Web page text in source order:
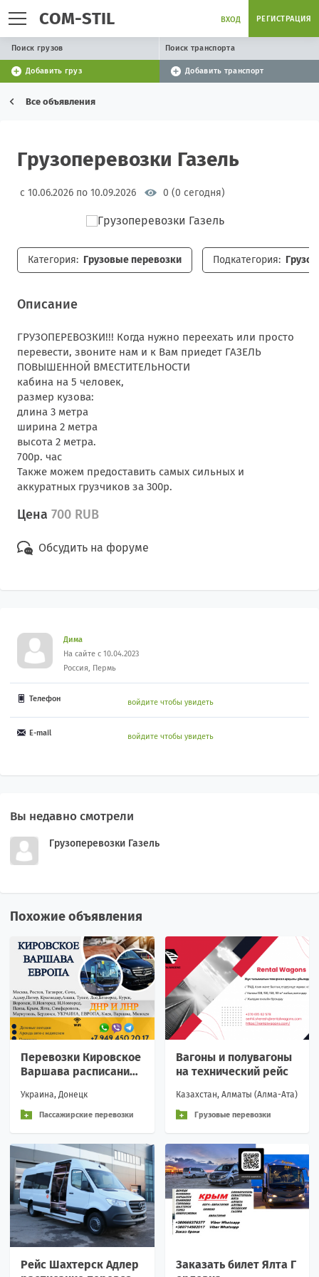
COM-STIL ВХОД РЕГИСТРАЦИЯ
Поиск грузов Поиск транспорта
Добавить груз Добавить транспорт
Все объявления
Грузоперевозки Газель
с 10.06.2026 по 10.09.2026 0 (0 сегодня)
Категория: Грузовые перевозки Подкатегория:
Описание
ГРУЗОПЕРЕВОЗКИ!!! Когда нужно переехать или просто
перевести, звоните нам и к Вам приедет ГАЗЕЛЬ
ПОВЫШЕННОЙ ВМЕСТИТЕЛЬНОСТИ
кабина на 5 человек,
размер кузова:
длина 3 метра
ширина 2 метра
высота 2 метра.
700р. час
Также можем предоставить самых сильных и
аккуратных грузчиков за 300р.
Цена 700 RUB
Обсудить на форуме
Дима
На сайте с 10.04.2023
Россия, Пермь
Телефон войдите чтобы увидеть
E-mail войдите чтобы увидеть
Вы недавно смотрели
Грузоперевозки Газель
Похожие объявления
Перевозки Кировское
Варшава расписание
Украина, Донецк
Пассажирские перевозки
Вагоны и полувагоны
на технический рейс
Казахстан, Алматы (Алма-Ата)
Грузовые перевозки
Рейс Шахтерск Адлер
Заказать билет Ялта Г